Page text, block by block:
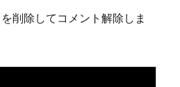
削除してコメント解除しま